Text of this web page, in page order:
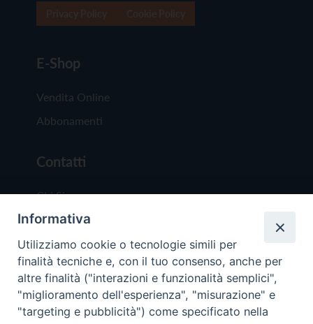
E-Shop
Vendita Online
Abbonamenti
Contatti
Chi Siamo
Redazione
Scrivici
Informativa
Utilizziamo cookie o tecnologie simili per
finalità tecniche e, con il tuo consenso, anche per
altre finalità ("interazioni e funzionalità semplici",
"miglioramento dell'esperienza", "misurazione" e
"targeting e pubblicità") come specificato nella